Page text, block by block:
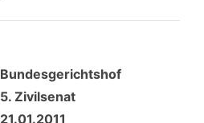
Bundesgerichtshof
5. Zivilsenat
21.01.2011